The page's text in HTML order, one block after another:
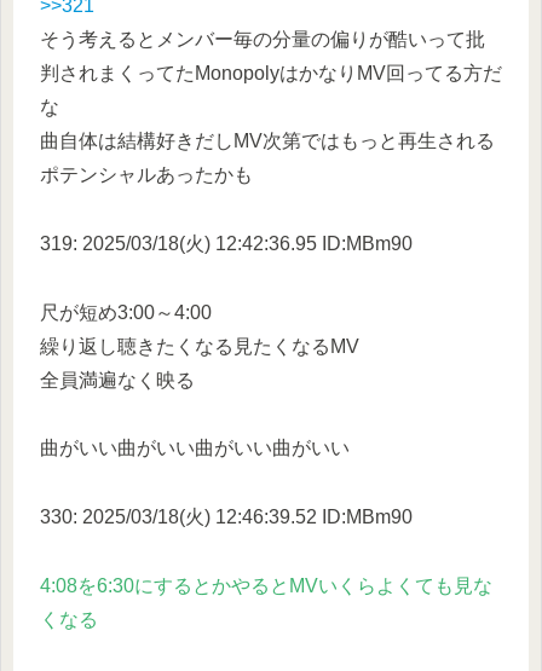
>>321
そう考えるとメンバー毎の分量の偏りが酷いって批
判されまくってたMonopolyはかなりMV回ってる方だ
な
曲自体は結構好きだしMV次第ではもっと再生される
ポテンシャルあったかも
319: 2025/03/18(火) 12:42:36.95 ID:MBm90
尺が短め3:00～4:00
繰り返し聴きたくなる見たくなるMV
全員満遍なく映る
曲がいい曲がいい曲がいい曲がいい
330: 2025/03/18(火) 12:46:39.52 ID:MBm90
4:08を6:30にするとかやるとMVいくらよくても見な
くなる